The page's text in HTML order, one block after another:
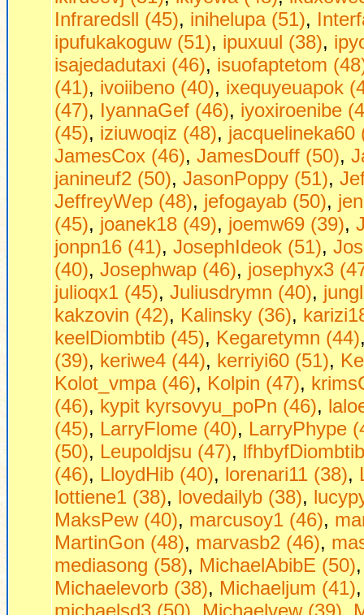
Infraredsll (45), inihelupa (51),
ipufukakoguw (51), ipuxuul (38),
isajedadutaxi (46), isuofaptetom
(41), ivoiibeno (40), ixequyeuapok
(47), IyannaGef (46), iyoxiroenibe
(45), iziuwoqiz (48), jacquelineka60
JamesCox (46), JamesDouff (50),
janineuf2 (50), JasonPoppy (51),
JeffreyWep (48), jefogayab (50),
(45), joanek18 (49), joemw69 (39),
jonpn16 (41), JosephIdeok (51),
(40), Josephwap (46), josephyx3
julioqx1 (45), Juliusdrymn (40),
kakzovin (42), Kalinsky (36),
keelDiombtib (45), Kegaretymn (44)
(39), keriwe4 (44), kerriyi60 (51),
Kolot_vmpa (46), Kolpin (47),
(46), kypit kyrsovyu_poPn (46),
(45), LarryFlome (40), LarryPhype
(50), Leupoldjsu (47),
(46), LloydHib (40), lorenari11 (38),
lottiene1 (38), lovedailyb (38),
MaksPew (40), marcusoy1 (46),
MartinGon (48), marvasb2 (46),
mediasong (58), MichaelAbibE (50)
Michaelevorb (38), Michaeljum (41)
michaelsd3 (50), Michaelvew (39),